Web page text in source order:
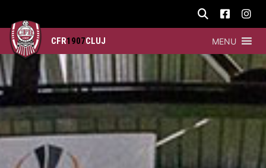
CFR1907CLUJ MENU